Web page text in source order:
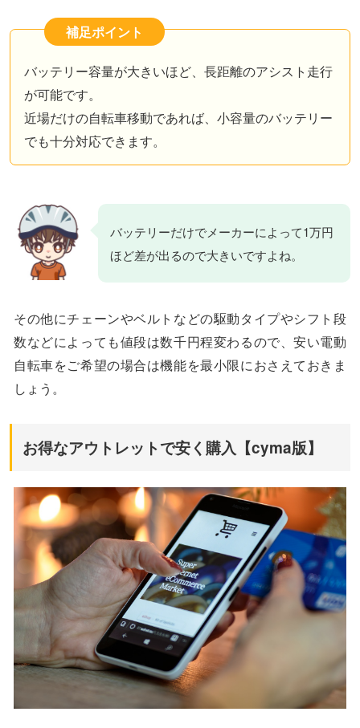
補足ポイント
バッテリー容量が大きいほど、長距離のアシスト走行
が可能です。
近場だけの自転車移動であれば、小容量のバッテリー
でも十分対応できます。
バッテリーだけでメーカーによって1万円
ほど差が出るので大きいですよね。
その他にチェーンやベルトなどの駆動タイプやシフト段
数などによっても値段は数千円程変わるので、安い電動
自転車をご希望の場合は機能を最小限におさえておきま
しょう。
お得なアウトレットで安く購入【cyma版】